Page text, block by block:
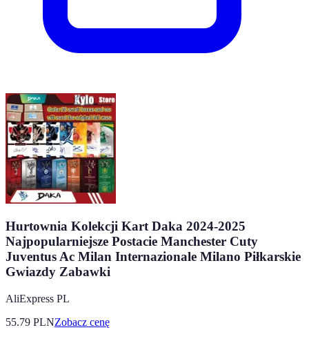
Hurtownia Kolekcji Kart Daka 2024-2025
Najpopularniejsze Postacie Manchester Cuty
Juventus Ac Milan Internazionale Milano Piłkarskie
Gwiazdy Zabawki
AliExpress PL
55.79 PLNZobacz cenę